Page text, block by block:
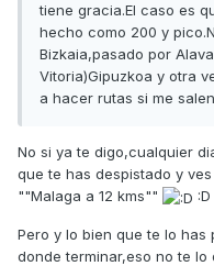
tiene gracia.El caso es
hecho como 200 y
Bizkaia,pasado por
Vitoria)Gipuzkoa y otra
a hacer rutas si me
No si ya te digo,cualquier
que te has despistado y
""Malaga a 12 kms""
:D
Pero y lo bien que te lo has
donde terminar,eso no te lo